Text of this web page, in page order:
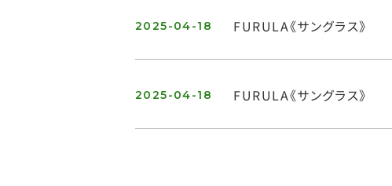
2025-04-18 FURULA《サングラス》
2025-04-18 FURULA《サングラス》